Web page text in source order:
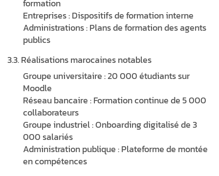
formation
Entreprises : Dispositifs de formation interne
Administrations : Plans de formation des agents
publics
3.3. Réalisations marocaines notables
Groupe universitaire : 20 000 étudiants sur
Moodle
Réseau bancaire : Formation continue de 5 000
collaborateurs
Groupe industriel : Onboarding digitalisé de 3
000 salariés
Administration publique : Plateforme de montée
en compétences